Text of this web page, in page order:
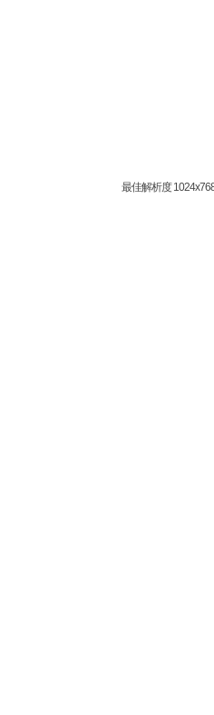
最佳解析度